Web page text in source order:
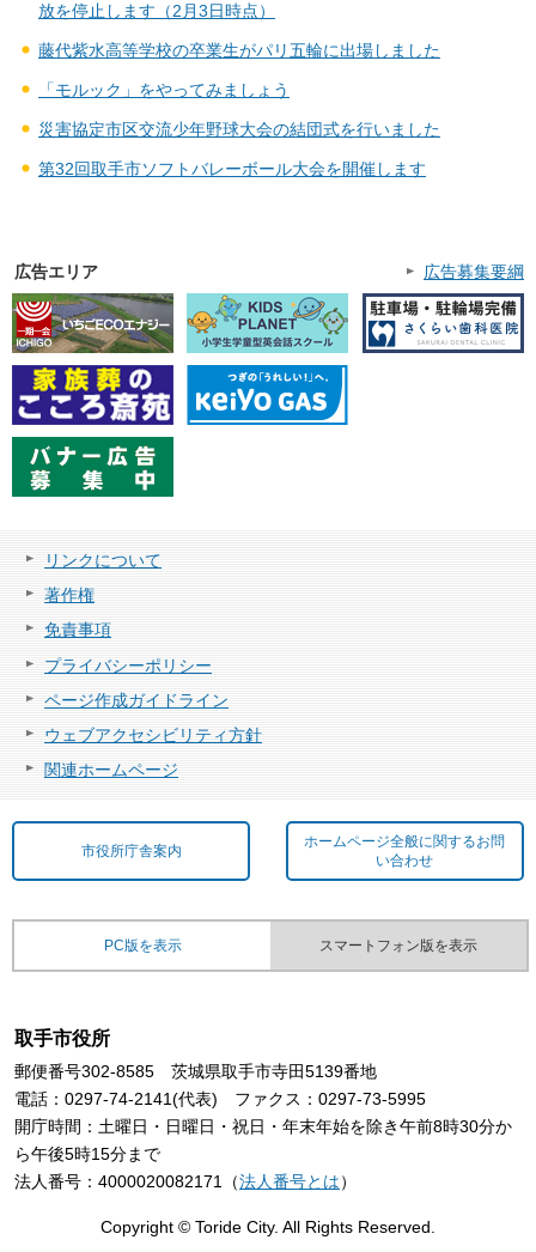
放を停止します（2月3日時点）
藤代紫水高等学校の卒業生がパリ五輪に出場しました
「モルック」をやってみましょう
災害協定市区交流少年野球大会の結団式を行いました
第32回取手市ソフトバレーボール大会を開催します
広告エリア 広告募集要綱
リンクについて
著作権
免責事項
プライバシーポリシー
ページ作成ガイドライン
ウェブアクセシビリティ方針
関連ホームページ
市役所庁舎案内
ホームページ全般に関するお問
い合わせ
PC版を表示 スマートフォン版を表示
取手市役所
郵便番号302-8585 茨城県取手市寺田5139番地
電話：0297-74-2141(代表) ファクス：0297-73-5995
開庁時間：土曜日・日曜日・祝日・年末年始を除き午前8時30分か
ら午後5時15分まで
法人番号：4000020082171（法人番号とは）
Copyright © Toride City. All Rights Reserved.